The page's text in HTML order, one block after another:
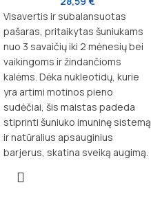
Visavertis ir subalansuotas
pašaras, pritaikytas šuniukams
nuo 3 savaičių iki 2 mėnesių bei
vaikingoms ir žindančioms
kalėms. Dėka nukleotidų, kurie
yra artimi motinos pieno
sudėčiai, šis maistas padeda
stiprinti šuniuko imuninę sistemą
ir natūralius apsauginius
barjerus, skatina sveiką augimą.